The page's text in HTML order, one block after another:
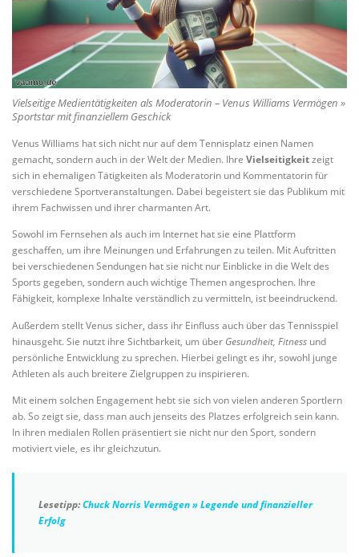
Vielseitige Medientätigkeiten als Moderatorin – Venus Williams Vermögen »
Sportstar mit finanziellem Geschick
Venus Williams hat sich nicht nur auf dem Tennisplatz einen Namen
gemacht, sondern auch in der Welt der Medien. Ihre Vielseitigkeitzeigt
sich in ehemaligen Tätigkeiten als Moderatorin und Kommentatorin für
verschiedene Sportveranstaltungen. Dabei begeistert sie das Publikum mit
ihrem Fachwissen und ihrer charmanten Art.
Sowohl im Fernsehen als auch im Internet hat sie eine Plattform
geschaffen, um ihre Meinungen und Erfahrungen zu teilen. Mit Auftritten
bei verschiedenen Sendungen hat sie nicht nur Einblicke in die Welt des
Sports gegeben, sondern auch wichtige Themen angesprochen. Ihre
Fähigkeit, komplexe Inhalte verständlich zu vermitteln, ist beeindruckend.
Außerdem stellt Venus sicher, dass ihr Einfluss auch über das Tennisspiel
hinausgeht. Sie nutzt ihre Sichtbarkeit, um über Gesundheit, Fitness und
persönliche Entwicklung zu sprechen. Hierbei gelingt es ihr, sowohl junge
Athleten als auch breitere Zielgruppen zu inspirieren.
Mit einem solchen Engagement hebt sie sich von vielen anderen Sportlern
ab. So zeigt sie, dass man auch jenseits des Platzes erfolgreich sein kann.
In ihren medialen Rollen präsentiert sie nicht nur den Sport, sondern
motiviert viele, es ihr gleichzutun.
Lesetipp:Chuck Norris Vermögen » Legende und finanzieller
Erfolg